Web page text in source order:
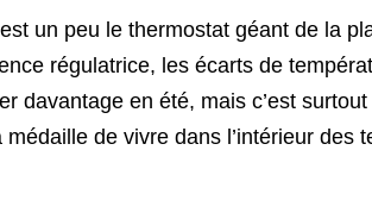
un peu le thermostat géant de la
régulatrice, les écarts de
davantage en été, mais c’est
de vivre dans l’intérieur des